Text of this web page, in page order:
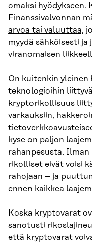
omaksi
Finanssivalvonnan
arvoa tai valuuttaa,
myydä sähköisesti ja
viranomaisen
On kuitenkin yleinen
teknologioihin
kryptorikollisuus
varkauksiin,
kyse on paljon
rahanpesusta.
rikolliset eivät voisi
rahojaan – ja
ennen kaikkea
Koska kryptovarat
sanotusti
että kryptovarat